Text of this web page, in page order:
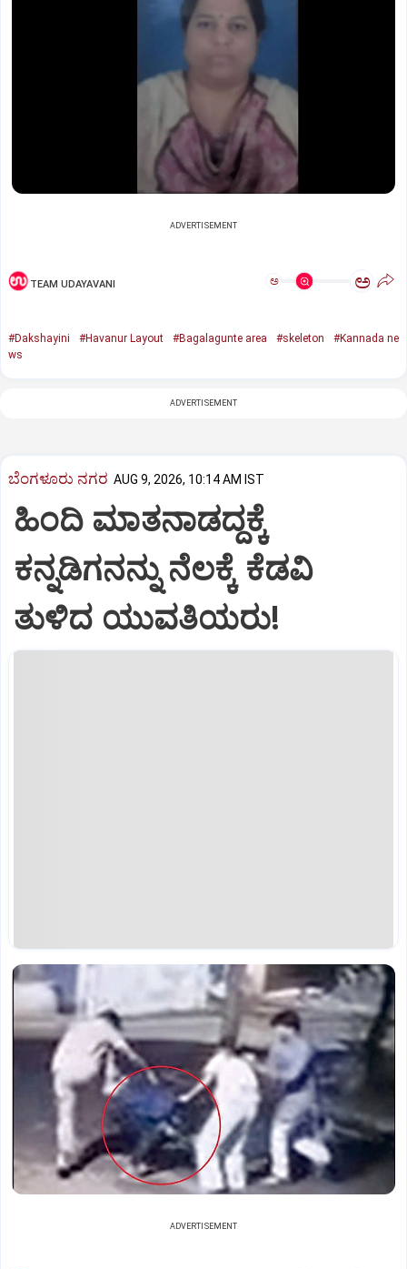
ADVERTISEMENT
TEAM UDAYAVANI ಅ ಅ
#Dakshayini #Havanur Layout #Bagalagunte area #skeleton
#Kannada ne
ws
ADVERTISEMENT
ಬೆಂಗಳೂರು ನಗರ AUG 9, 2026, 10:14 AM IST
ಹಿಂದಿ ಮಾತನಾಡದ್ದಕ್ಕೆ
ಕನ್ನಡಿಗನನ್ನು ನೆಲಕ್ಕೆ ಕೆಡವಿ
ತುಳಿದ ಯುವತಿಯರು!
ADVERTISEMENT